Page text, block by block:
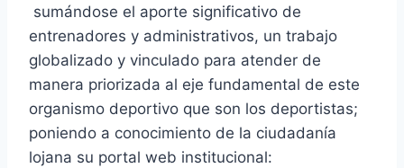
sumándose el aporte significativo de
entrenadores y administrativos, un trabajo
globalizado y vinculado para atender de
manera priorizada al eje fundamental de este
organismo deportivo que son los deportistas;
poniendo a conocimiento de la ciudadanía
lojana su portal web institucional: